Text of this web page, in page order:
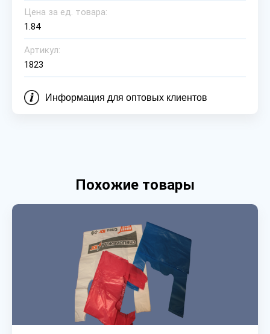
Цена за ед. товара:
1.84
Артикул:
1823
Информация для оптовых клиентов
Похожие товары